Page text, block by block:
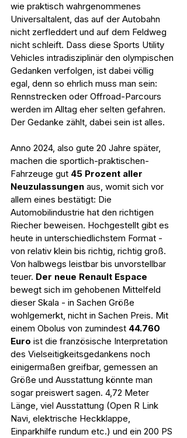
wie praktisch wahrgenommenes
Universaltalent, das auf der Autobahn
nicht zerfleddert und auf dem Feldweg
nicht schleift. Dass diese Sports Utility
Vehicles intradisziplinär den olympischen
Gedanken verfolgen, ist dabei völlig
egal, denn so ehrlich muss man sein:
Rennstrecken oder Offroad-Parcours
werden im Alltag eher selten gefahren.
Der Gedanke zählt, dabei sein ist alles.
Anno 2024, also gute 20 Jahre später,
machen die sportlich-praktischen-
Fahrzeuge gut 45 Prozent aller
Neuzulassungen aus, womit sich vor
allem eines bestätigt: Die
Automobilindustrie hat den richtigen
Riecher beweisen. Hochgestellt gibt es
heute in unterschiedlichstem Format -
von relativ klein bis richtig, richtig groß.
Von halbwegs leistbar bis unvorstellbar
teuer. Der neue Renault Espace
bewegt sich im gehobenen Mittelfeld
dieser Skala - in Sachen Größe
wohlgemerkt, nicht in Sachen Preis. Mit
einem Obolus von zumindest 44.760
Euro ist die französische Interpretation
des Vielseitigkeitsgedankens noch
einigermaßen greifbar, gemessen an
Größe und Ausstattung könnte man
sogar preiswert sagen. 4,72 Meter
Länge, viel Ausstattung (Open R Link
Navi, elektrische Heckklappe,
Einparkhilfe rundum etc.) und ein 200 PS